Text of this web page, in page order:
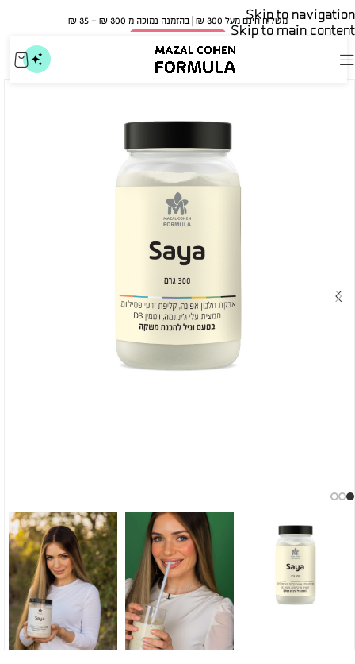
Skip to navigation
Skip to main content
משלוח חינם מעל 300 ₪ | בהזמנה נמוכה מ 300 ₪ – 35 ₪​